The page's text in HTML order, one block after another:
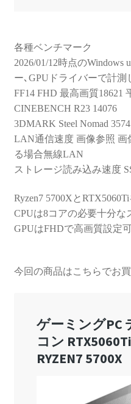
各種ベンチマーク
2026/01/12時点のWindows
ー､GPUドライバーで計測
FF14 FHD 最高画質18621
CINEBENCH R23 14076
3DMARK Steel Nomad 3574
LAN通信速度 画像参照
る場合無線LAN
ストレージ読み込み速度
Ryzen7 5700Xと
CPUは8コアの必要十分な
GPUはFHDで高画質設定
今回の商品はこちらでお